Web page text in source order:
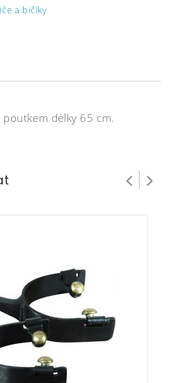
a bičíky
poutkem délky 65 cm.